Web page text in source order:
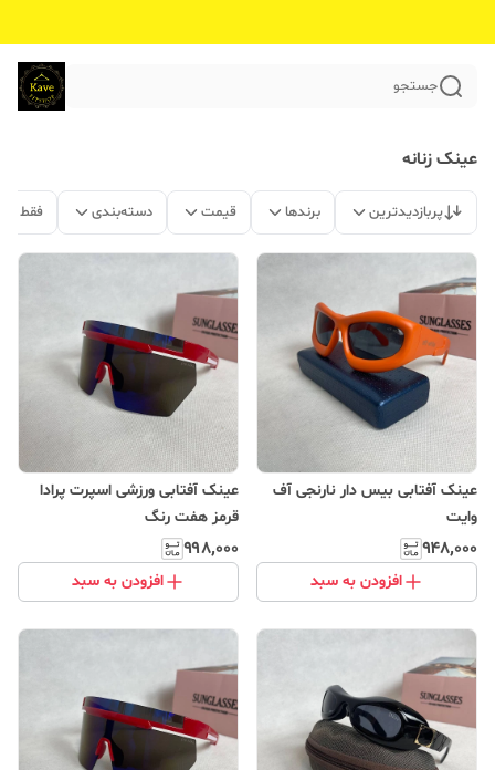
جستجو
عینک زنانه
پربازدیدترین برندها قیمت دسته‌بندی فقط
عینک آفتابی بیس دار نارنجی آف
وایت
۹۴۸٬۰۰۰
افزودن به سبد
عینک آفتابی ورزشی اسپرت پرادا
قرمز هفت رنگ
۹۹۸٬۰۰۰
افزودن به سبد